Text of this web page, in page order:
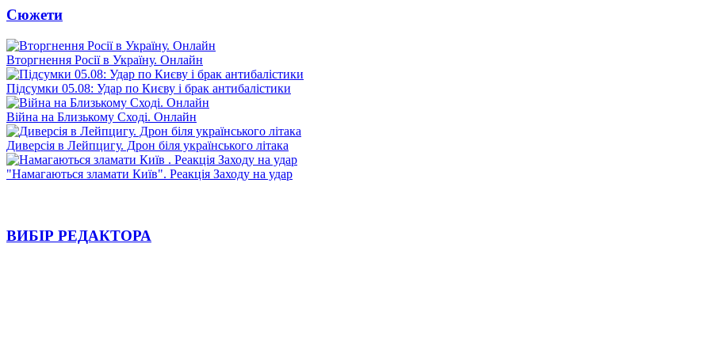
Сюжети
Вторгнення Росії в Україну. Онлайн
Підсумки 05.08: Удар по Києву і брак антибалістики
Війна на Близькому Сході. Онлайн
Диверсія в Лейпцигу. Дрон біля українського літака
"Намагаються зламати Київ". Реакція Заходу на удар
ВИБІР РЕДАКТОРА